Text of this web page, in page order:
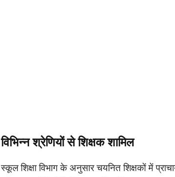
विभिन्न श्रेणियों से शिक्षक शामिल
स्कूल शिक्षा विभाग के अनुसार चयनित शिक्षकों में